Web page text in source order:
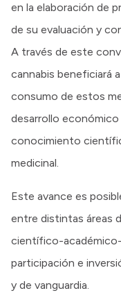
en la elaboración de
de su evaluación y
A través de este
cannabis beneficiará
consumo de estos
desarrollo
conocimiento
medicinal.
Este avance es
entre distintas áreas
científico-
participación e
y de vanguardia.